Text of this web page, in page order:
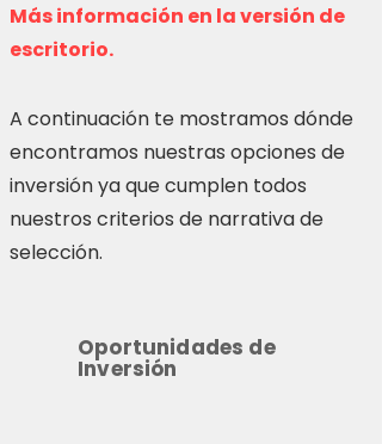
Más información en la versión de
escritorio.
A continuación te mostramos dónde
encontramos nuestras opciones de
inversión ya que cumplen todos
nuestros criterios de narrativa de
selección.
Oportunidades de
Inversión